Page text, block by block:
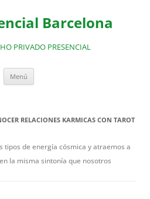
Barcelona
PRIVADO PRESENCIAL
Menú
RELACIONES KARMICAS CON TAROT
tipos de energía cósmica y atraemos a
la misma sintonía que nosotros